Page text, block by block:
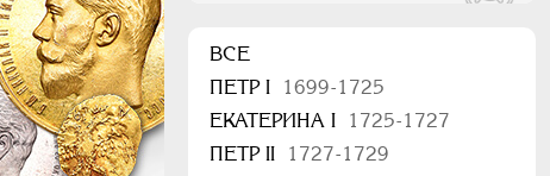
ВСЕ
ПEТР I
1699-1725
ЕКАТЕРИНА I
1725-1727
ПЕТР II
1727-1729